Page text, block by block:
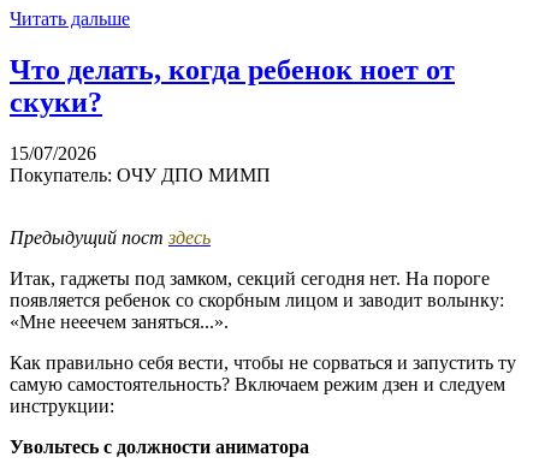
Читать дальше
Что делать, когда ребенок ноет от
скуки?
15/07/2026
Покупатель: ОЧУ ДПО МИМП
Предыдущий постздесь
Итак, гаджеты под замком, секций сегодня нет. На пороге
появляется ребенок со скорбным лицом и заводит волынку:
«Мне нееечем заняться...».
Как правильно себя вести, чтобы не сорваться и запустить ту
самую самостоятельность? Включаем режим дзен и следуем
инструкции:
Увольтесь с должности аниматора